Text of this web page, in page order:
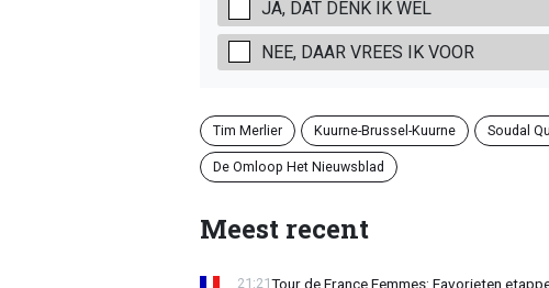
JA, DAT DENK IK WEL
NEE, DAAR VREES IK VOOR
Tim Merlier Kuurne-Brussel-Kuurne Soudal
De Omloop Het Nieuwsblad
Meest recent
Tour de France Femmes: Favorieten
21:21